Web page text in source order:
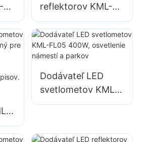
reflektorov KML-
FL05 200W,
núdzové osvetlenie
a osvetlenie miest
na pomoc pri
katastrofách
Dodávateľ LED
svetlometov KML-
FL05 400W,